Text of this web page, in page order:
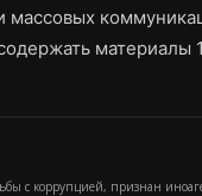
массовых
материалы
с коррупцией, признан